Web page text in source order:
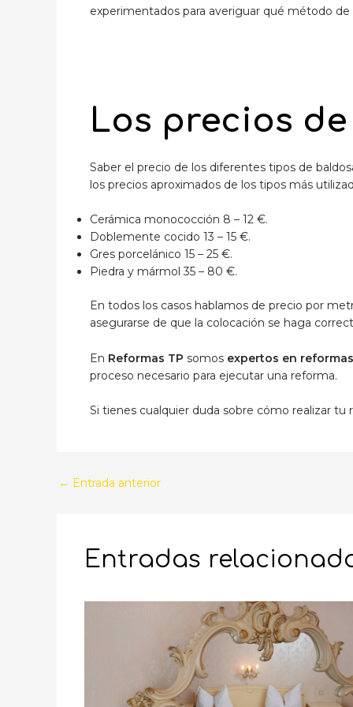
experimentados para averiguar qué método
Los precios
Saber el precio de los diferentes tipos de
los precios aproximados de los tipos más
Cerámica monococción 8 – 12 €.
Doblemente cocido 13 – 15 €.
Gres porcelánico 15 – 25 €.
Piedra y mármol 35 – 80 €.
En todos los casos hablamos de precio por
asegurarse de que la colocación se haga
En Reformas TP somos expertos en
proceso necesario para ejecutar una reforma.
Si tienes cualquier duda sobre cómo realizar
Navegación
← Entrada anterior
Entradas